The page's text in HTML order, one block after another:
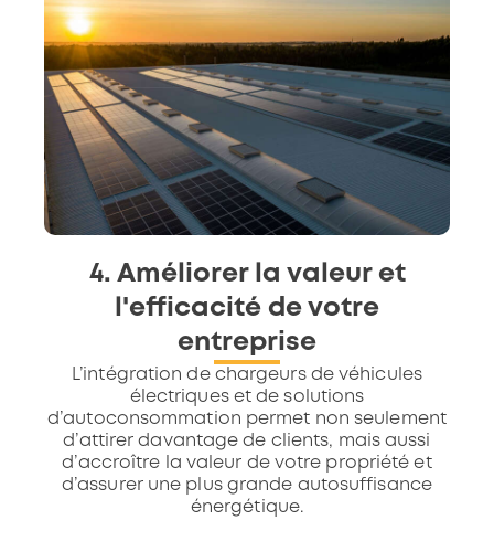
4. Améliorer la valeur et
l'efficacité de votre
entreprise
L’intégration de chargeurs de véhicules
électriques et de solutions
d’autoconsommation permet non seulement
d’attirer davantage de clients, mais aussi
d’accroître la valeur de votre propriété et
d’assurer une plus grande autosuffisance
énergétique.